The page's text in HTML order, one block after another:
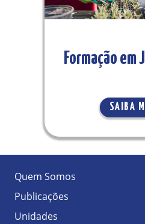
Formação em
SAIBA
Quem Somos
Publicações
Unidades